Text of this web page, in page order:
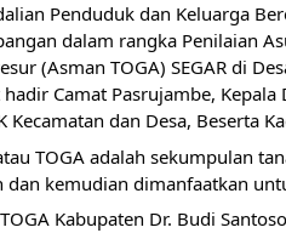
Penduduk dan Keluarga
dalam rangka Penilaian
(Asman TOGA) SEGAR di
Camat Pasrujambe, Kepala
Kecamatan dan Desa, Beserta
TOGA adalah sekumpulan
kemudian dimanfaatkan
Kabupaten Dr. Budi